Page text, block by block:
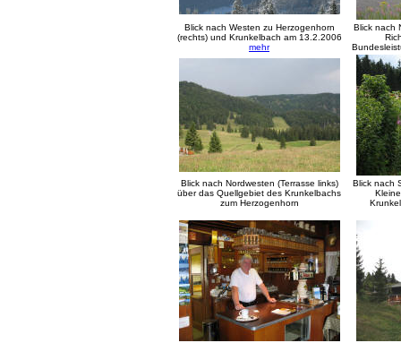
Blick nach Westen zu Herzogenhorn
(rechts) und Krunkelbach am 13.2.2006
mehr
Blick nach
Blick nach Nordwesten (Terrasse links)
über das Quellgebiet des Krunkelbachs
zum Herzogenhorn
Blick nach